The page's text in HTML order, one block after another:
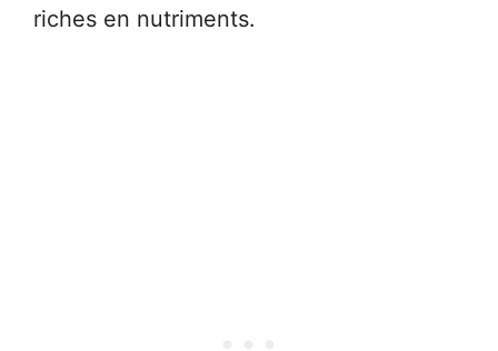
riches en nutriments.